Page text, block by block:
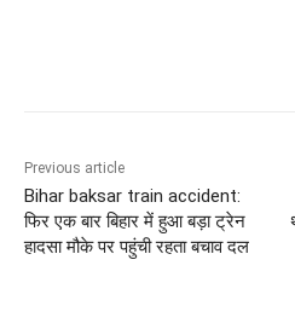
Previous article
Bihar baksar train accident:
फिर एक बार बिहार में हुआ बड़ा ट्रेन
हादसा मौके पर पहुंची रहता बचाव दल